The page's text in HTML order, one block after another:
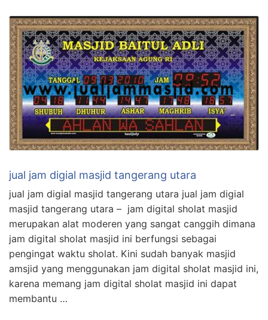
jual jam digial masjid tangerang utara
jual jam digial masjid tangerang utara jual jam digial
masjid tangerang utara – jam digital sholat masjid
merupakan alat moderen yang sangat canggih dimana
jam digital sholat masjid ini berfungsi sebagai
pengingat waktu sholat. Kini sudah banyak masjid
amsjid yang menggunakan jam digital sholat masjid ini,
karena memang jam digital sholat masjid ini dapat
membantu …